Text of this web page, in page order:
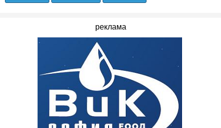
реклама